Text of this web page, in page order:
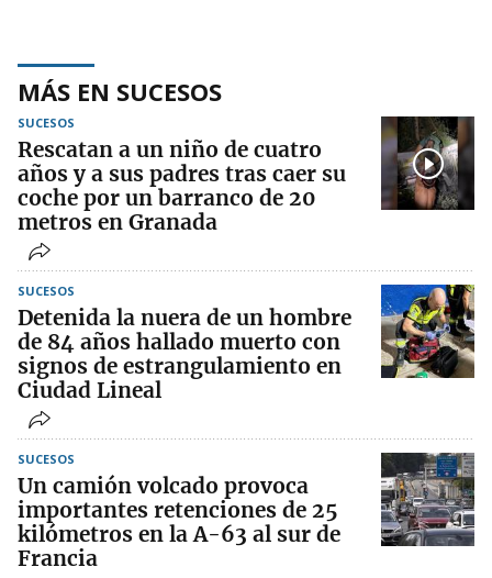
MÁS EN SUCESOS
SUCESOS
Rescatan a un niño de cuatro
años y a sus padres tras caer su
coche por un barranco de 20
metros en Granada
SUCESOS
Detenida la nuera de un hombre
de 84 años hallado muerto con
signos de estrangulamiento en
Ciudad Lineal
SUCESOS
Un camión volcado provoca
importantes retenciones de 25
kilómetros en la A-63 al sur de
Francia